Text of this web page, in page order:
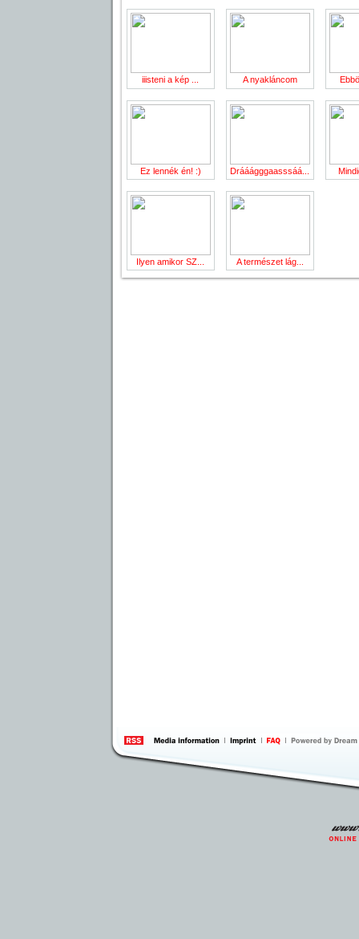
iiisteni a kép ... A nyakláncom
Ez lennék én! :) Drááágggaasssáá...
Ilyen amikor SZ... A természet lág...
information